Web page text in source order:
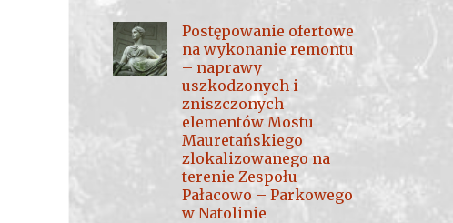
Postępowanie ofertowe
na wykonanie remontu
– naprawy
uszkodzonych i
zniszczonych
elementów Mostu
Mauretańskiego
zlokalizowanego na
terenie Zespołu
Pałacowo – Parkowego
w Natolinie